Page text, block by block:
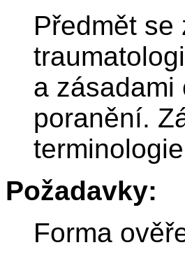
Předmět
a zásadami
poranění.
Požadavky:
Forma